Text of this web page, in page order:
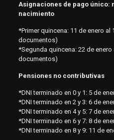
Asignaciones de pago único:
nacimiento
*Primer quincena: 11 de enero
documentos)
*Segunda quincena: 22 de
documentos)
Pensiones no contributivas
*DNI terminado en 0 y 1: 5 de
*DNI terminado en 2 y 3: 6 de
*DNI terminado en 4 y 5: 7 de
*DNI terminado en 6 y 7: 8 de
*DNI terminado en 8 y 9: 11 de